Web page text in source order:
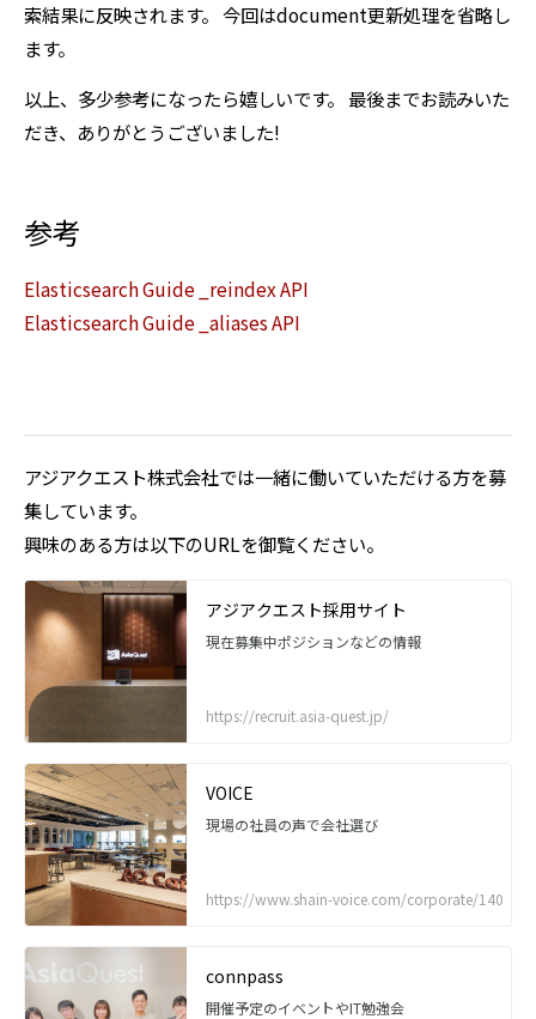
索結果に反映されます。 今回はdocument更新処理を省略し
ます。
以上、多少参考になったら嬉しいです。 最後までお読みいた
だき、ありがとうございました!
参考
Elasticsearch Guide _reindex API
Elasticsearch Guide _aliases API
アジアクエスト株式会社では一緒に働いていただける方を募
集しています。
興味のある方は以下のURLを御覧ください。
アジアクエスト採用サイト
現在募集中ポジションなどの情報
https://recruit.asia-quest.jp/
VOICE
現場の社員の声で会社選び
https://www.shain-voice.com/corporate/140
connpass
開催予定のイベントやIT勉強会